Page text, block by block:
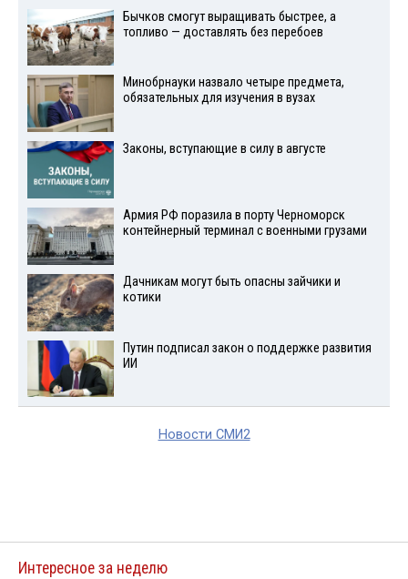
Бычков смогут выращивать быстрее, а
топливо — доставлять без перебоев
Минобрнауки назвало четыре предмета,
обязательных для изучения в вузах
Законы, вступающие в силу в августе
Армия РФ поразила в порту Черноморск
контейнерный терминал с военными грузами
Дачникам могут быть опасны зайчики и
котики
Путин подписал закон о поддержке развития
ИИ
Новости СМИ2
Интересное за неделю